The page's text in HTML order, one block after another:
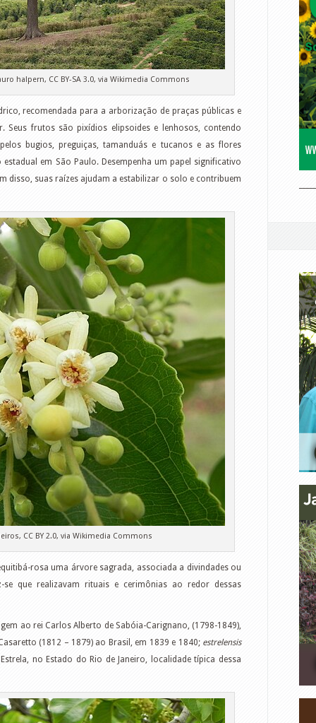
halpern, CC BY-SA 3.0, via Wikimedia Commons
recomendada para a arborização de praças públicas e
Seus frutos são pixídios elipsoides e lenhosos, contendo
bugios, preguiças, tamanduás e tucanos e as flores
em São Paulo. Desempenha um papel significativo
disso, suas raízes ajudam a estabilizar o solo e contribuem
CC BY 2.0, via Wikimedia Commons
rosa uma árvore sagrada, associada a divindades ou
se que realizavam rituais e cerimônias ao redor dessas
ao rei Carlos Alberto de Sabóia-Carignano, (1798-1849),
(1812 – 1879) ao Brasil, em 1839 e 1840; estrelensis
no Estado do Rio de Janeiro, localidade típica dessa